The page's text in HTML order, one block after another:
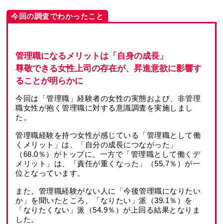
今回の調査でわかったこと
管理職になるメリットは「自身の成長」
尊敬できる女性上司の存在が、昇進意欲に影響す
ることが明らかに
今回は「管理職」経験者の女性の実態および、非管理
職女性が抱く管理職に対する意識調査を実施しまし
た。
管理職経験を持つ女性が感じている「管理職として働
くメリット」は、「自分の成長につながった」
（68.0％）がトップに。一方で「管理職として働くデ
メリット」は、「責任が重くなった」（55.7％）が一
位となっています。
また、管理職経験がない人に「今後管理職になりたい
か」を聞いたところ、「なりたい」派（39.1％）を
「なりたくない」派（54.9％）が上回る結果となりま
した。